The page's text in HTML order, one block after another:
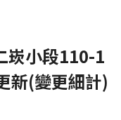
崁小段110-1
新(變更細計)